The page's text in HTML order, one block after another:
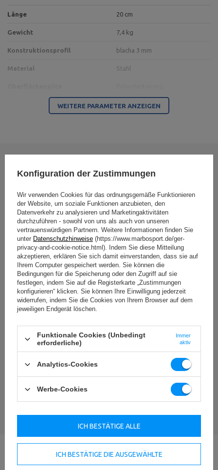
Länge 20 cm
Gewicht 7,4 kg
Konstruktionsprofil blacha 3 mm
Material Stahl
MARBO Ulikowski
City:Starachowice
E-mail address:
serwis@marbosport.eu
WEITERE PARAMETER ANZEIGEN
Ihre Bewertung schreiben
5/5
Inhalt Ihrer Bewertung
Ihr Produktfoto hinzufügen:
Ihr Vorname
BEWERTUNG ABSCHICKEN
Frage zum Produkt stellen
Konfiguration der Zustimmungen
Wir verwenden Cookies für das ordnungsgemäße Funktionieren
der Website, um soziale Funktionen anzubieten, den
Datenverkehr zu analysieren und Marketingaktivitäten
durchzuführen - sowohl von uns als auch von unseren
vertrauenswürdigen Partnern. Weitere Informationen finden Sie
unter Datenschutzhinweise (https://www.marbosport.de/ger-
privacy-and-cookie-notice.html). Indem Sie diese Mitteilung
akzeptieren, erklären Sie sich damit einverstanden, dass sie auf
Ihrem Computer gespeichert werden. Sie können die
Bedingungen für die Speicherung oder den Zugriff auf sie
festlegen, indem Sie auf die Registerkarte „Zustimmungen
konfigurieren“ klicken. Sie können Ihre Einwilligung jederzeit
widerrufen, indem Sie die Cookies von Ihrem Browser auf dem
jeweiligen Endgerät löschen.
Funktionale Cookies (Unbedingt
erforderliche)
Immer
aktiv
Analytics-Cookies
Werbe-Cookies
ICH BESTÄTIGE DIE AUSGEWÄHLTE
ICH BESTÄTIGE ALLE